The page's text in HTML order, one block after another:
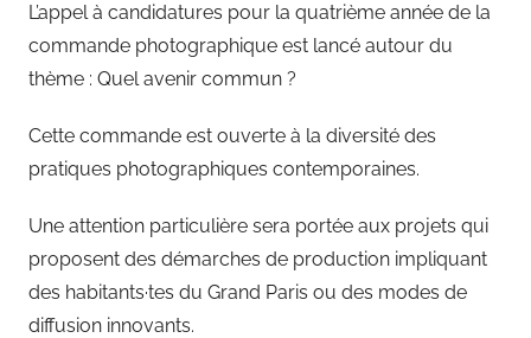
L’appel à candidatures pour la quatrième année de la
commande photographique est lancé autour du
thème : Quel avenir commun ?
Cette commande est ouverte à la diversité des
pratiques photographiques contemporaines.
Une attention particulière sera portée aux projets qui
proposent des démarches de production impliquant
des habitants·tes du Grand Paris ou des modes de
diffusion innovants.